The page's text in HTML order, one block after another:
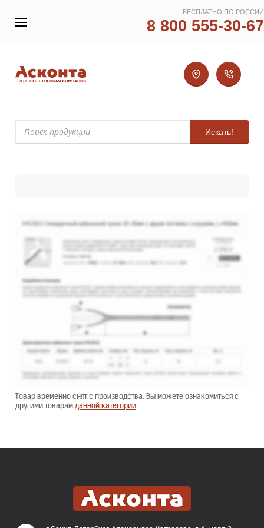
БЕСПЛАТНО ПО РОССИИ
8 800 555-30-67
Искать!
Товар временно снят с производства. Вы можете ознакомиться с
другими товарамданной категории.